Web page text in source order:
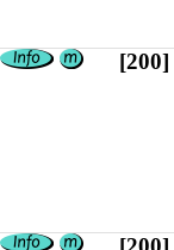
[200]